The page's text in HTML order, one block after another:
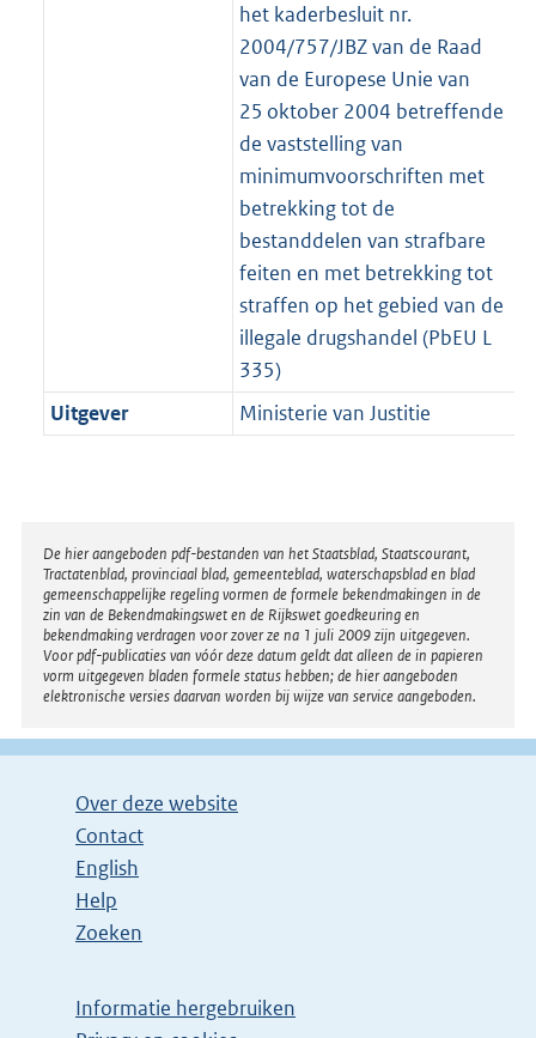
het kaderbesluit nr.
2004/757/JBZ van de Raad
van de Europese Unie van
25 oktober 2004 betreffende
de vaststelling van
minimumvoorschriften met
betrekking tot de
bestanddelen van strafbare
feiten en met betrekking tot
straffen op het gebied van de
illegale drugshandel (PbEU L
335)
Uitgever
Ministerie van Justitie
Disclaimer
De hier aangeboden pdf-bestanden van het Staatsblad, Staatscourant,
Tractatenblad, provinciaal blad, gemeenteblad, waterschapsblad en blad
gemeenschappelijke regeling vormen de formele bekendmakingen in de
zin van de Bekendmakingswet en de Rijkswet goedkeuring en
bekendmaking verdragen voor zover ze na 1 juli 2009 zijn uitgegeven.
Voor pdf-publicaties van vóór deze datum geldt dat alleen de in papieren
vorm uitgegeven bladen formele status hebben; de hier aangeboden
elektronische versies daarvan worden bij wijze van service aangeboden.
Over deze website
Contact
English
Help
Zoeken
Informatie hergebruiken